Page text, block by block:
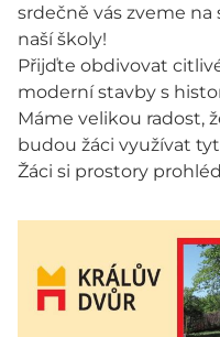
srdečně vás zveme
naší školy!
Přijďte obdivovat
moderní stavby s
Máme velikou radost,
budou žáci využívat
Žáci si prostory